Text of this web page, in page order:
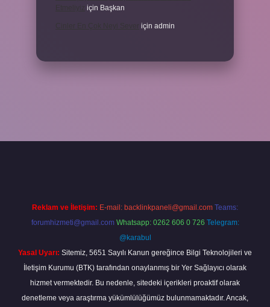
için Başkan
için admin
Reklam ve İletişim: E-mail: backlinkpaneli@gmail.com Teams:
forumhizmeti@gmail.com Whatsapp: 0262 606 0 726 Telegram:
@karabul
Yasal Uyarı: Sitemiz, 5651 Sayılı Kanun gereğince Bilgi Teknolojileri ve
İletişim Kurumu (BTK) tarafından onaylanmış bir Yer Sağlayıcı olarak
hizmet vermektedir. Bu nedenle, sitedeki içerikleri proaktif olarak
denetleme veya araştırma yükümlülüğümüz bulunmamaktadır. Ancak,